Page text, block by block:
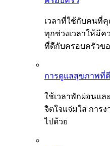
เวลาที่ใช้กับคนที่
ทุกช่วงเวลาให้มีค
ที่ดีกับครอบครัวข
การดูแลสุขภาพที่ดี
ใช้เวลาพักผ่อนแ
จิตใจแจ่มใส การ
ไปด้วย